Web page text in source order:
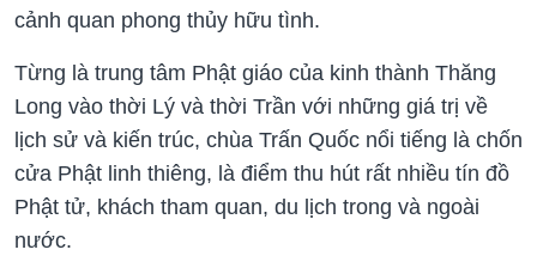
cảnh quan phong thủy hữu tình.
Từng là trung tâm Phật giáo của kinh thành Thăng
Long vào thời Lý và thời Trần với những giá trị về
lịch sử và kiến trúc, chùa Trấn Quốc nổi tiếng là chốn
cửa Phật linh thiêng, là điểm thu hút rất nhiều tín đồ
Phật tử, khách tham quan, du lịch trong và ngoài
nước.